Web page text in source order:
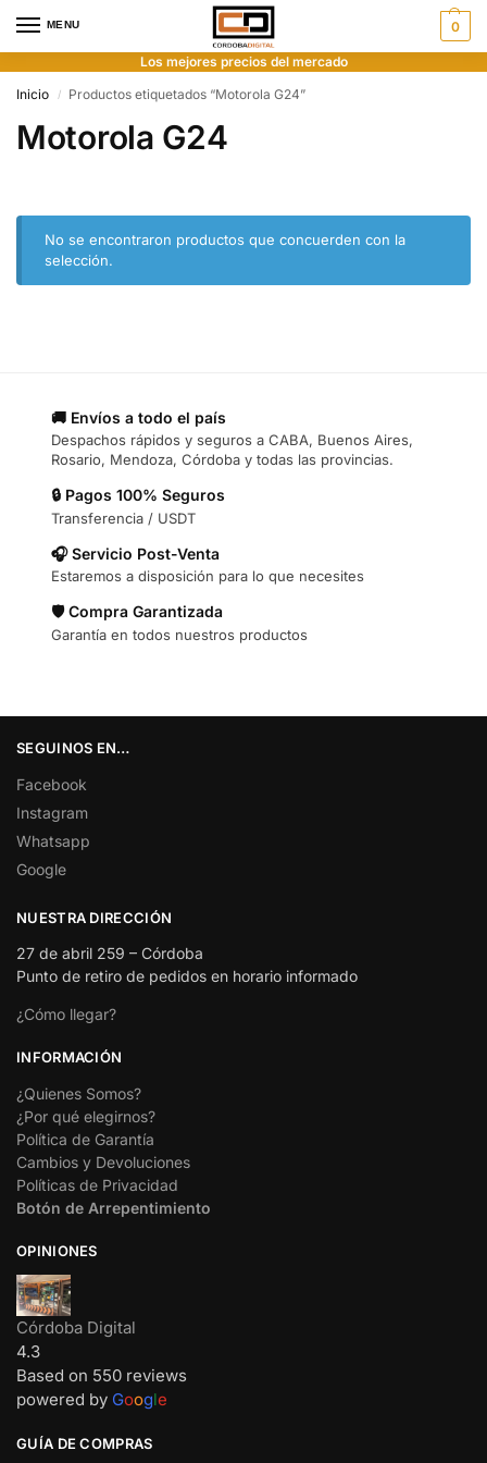
MENU 0
Los mejores precios del mercado
Inicio
/ Productos etiquetados “Motorola G24”
Motorola G24
No se encontraron productos que concuerden con la
selección.
🚚 Envíos a todo el país
Despachos rápidos y seguros a CABA, Buenos Aires,
Rosario, Mendoza, Córdoba y todas las provincias.
🔒 Pagos 100% Seguros
Transferencia / USDT
🎧 Servicio Post-Venta
Estaremos a disposición para lo que necesites
🛡️ Compra Garantizada
Garantía en todos nuestros productos
SEGUINOS EN…
Facebook
Instagram
Whatsapp
Google
NUESTRA DIRECCIÓN
27 de abril 259 – Córdoba
Punto de retiro de pedidos en horario informado
¿Cómo llegar?
INFORMACIÓN
¿Quienes Somos?
¿Por qué elegirnos?
Política de Garantía
Cambios y Devoluciones
Políticas de Privacidad
Botón de Arrepentimiento
OPINIONES
Córdoba Digital
4.3
Based on 550 reviews
powered by Google
GUÍA DE COMPRAS